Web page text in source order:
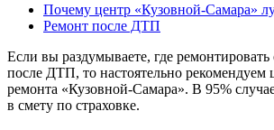
Почему центр «Кузовной-Самара»
Ремонт после ДТП
Если вы раздумываете, где
после ДТП, то настоятельно рекомендуем
ремонта «Кузовной-Самара». В 95%
в смету по страховке.